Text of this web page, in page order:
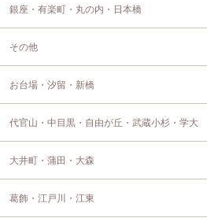
銀座・有楽町・丸の内・日本橋
その他
お台場・汐留・新橋
代官山・中目黒・自由が丘・武蔵小杉・学大
大井町・蒲田・大森
葛飾・江戸川・江東